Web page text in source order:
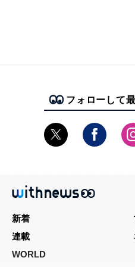
フォローして
新着
連載
WORLD